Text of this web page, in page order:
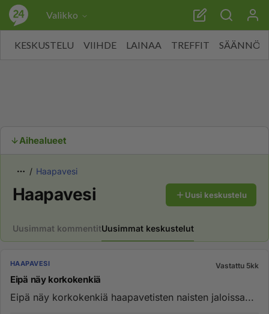
Valikko
KESKUSTELU VIIHDE LAINAA TREFFIT SÄÄNNÖT
Aihealueet
Haapavesi
Haapavesi Uusi keskustelu
Uusimmat kommentitUusimmat keskustelut
HAAPAVESI Vastattu 5kk
Eipä näy korkokenkiä
Eipä näy korkokenkiä haapavetisten naisten jaloissa...